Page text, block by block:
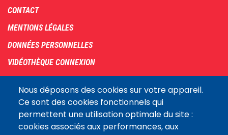
Nous déposons des cookies sur votre appareil.
Ce sont des cookies fonctionnels qui
permettent une utilisation optimale du site :
cookies associés aux performances, aux
Footer
menu
CONTACT
MENTIONS LÉGALES
DONNÉES PERSONNELLES
VIDÉOTHÈQUE CONNEXION
ARCHIVES
COOKIES
Assemblée